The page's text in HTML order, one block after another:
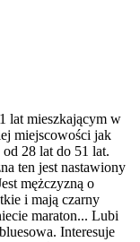
lat mieszkającym w
miejscowości jak
28 lat do 51 lat.
ten jest nastawiony
mężczyzną o
i mają czarny
maraton... Lubi
Interesuje